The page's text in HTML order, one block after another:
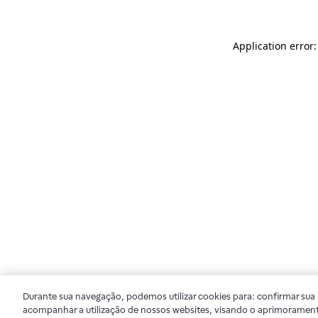
Application
Durante sua navegação, podemos utilizar cookies para: confirmar
acompanhar a utilização de nossos websites, visando o